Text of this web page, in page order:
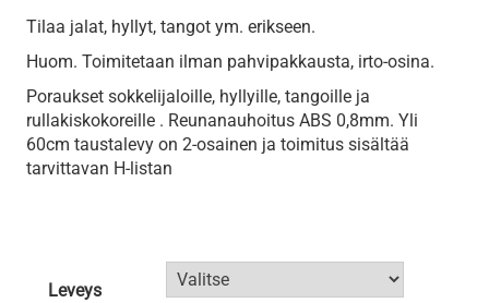
Tilaa jalat, hyllyt, tangot ym. erikseen.
Huom. Toimitetaan ilman pahvipakkausta, irto-osina.
Poraukset sokkelijaloille, hyllyille, tangoille ja
rullakiskokoreille . Reunanauhoitus ABS 0,8mm. Yli
60cm taustalevy on 2-osainen ja toimitus sisältää
tarvittavan H-listan
Leveys